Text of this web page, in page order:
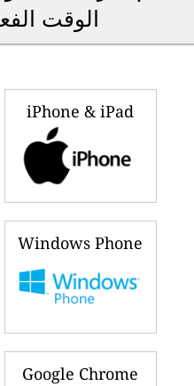
الوقت
iPhone & iPad
Windows Phone
Google Chrome